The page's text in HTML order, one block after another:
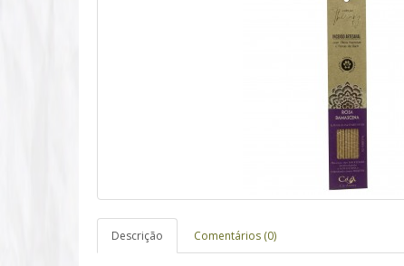
Descrição Comentários (0)